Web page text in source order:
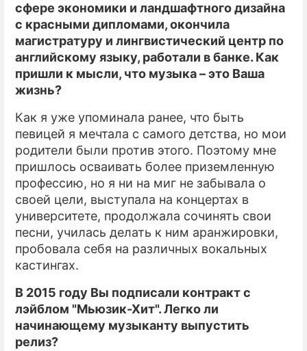
сфере экономики и ландшафтного дизайна
с красными дипломами, окончила
магистратуру и лингвистический центр по
английскому языку, работали в банке. Как
пришли к мысли, что музыка – это Ваша
жизнь?
Как я уже упоминала ранее, что быть
певицей я мечтала с самого детства, но мои
родители были против этого. Поэтому мне
пришлось осваивать более приземленную
профессию, но я ни на миг не забывала о
своей цели, выступала на концертах в
университете, продолжала сочинять свои
песни, училась делать к ним аранжировки,
пробовала себя на различных вокальных
кастингах.
В 2015 году Вы подписали контракт с
лэйблом "Мьюзик-Хит". Легко ли
начинающему музыканту выпустить
релиз?